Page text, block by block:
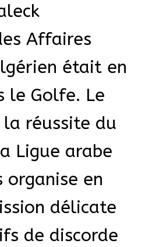
Affaires
était en
le Golfe. Le
la réussite du
Ligue arabe
organise en
délicate
de discorde